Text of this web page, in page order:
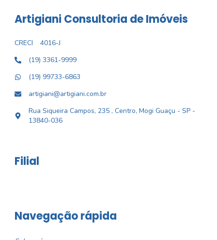
Artigiani Consultoria de Imóveis
CRECI
4016-J
(19) 3361-9999
(19) 99733-6863
artigiani@artigiani.com.br
Rua Siqueira Campos, 235 , Centro, Mogi Guaçu - SP -
13840-036
Filial
Navegação rápida